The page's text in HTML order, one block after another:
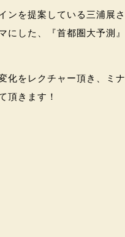
ンを提案している三浦展さ
した、『首都圏大予測』
化をレクチャー頂き、ミナ
頂きます！